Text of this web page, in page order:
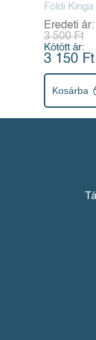
alól
Földi Kinga
Eredeti ár:
3 500 Ft
Kötött ár:
3 150 Ft
Kosárba